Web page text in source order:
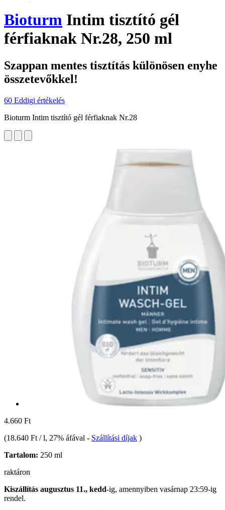
Bioturm Intim tisztító gél
férfiaknak Nr.28, 250 ml
Szappan mentes tisztítás különösen enyhe
összetevőkkel!
60 Eddigi értékelés
Bioturm Intim tisztító gél férfiaknak Nr.28
4.660 Ft
(18.640 Ft / l, 27% áfával - Szállítási díjak )
Tartalom: 250 ml
raktáron
Kiszállítás augusztus 11., kedd-ig, amennyiben vasárnap 23:59-ig
rendel.